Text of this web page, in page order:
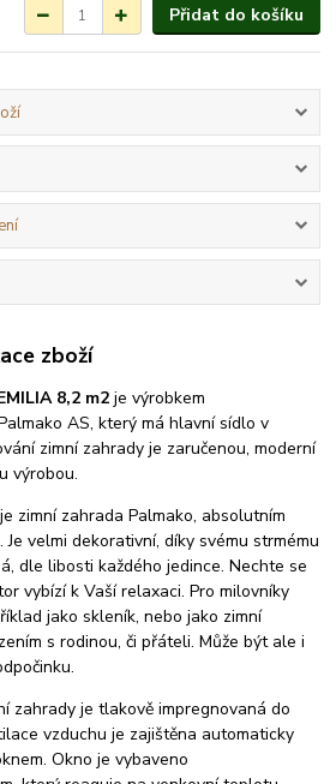
Přidat do košíku
zboží
8,2 m2je výrobkem
AS, který má hlavní sídlo v
zimní zahrady je zaručenou, moderní
výrobou.
zimní zahrada Palmako, absolutním
velmi dekorativní, díky svému strmému
dle libosti každého jedince. Nechte se
vybízí k Vaší relaxaci. Pro milovníky
jako skleník, nebo jako zimní
s rodinou, či přáteli. Může být ale i
zahrady je tlakově impregnovaná do
vzduchu je zajištěna automaticky
Okno je vybaveno